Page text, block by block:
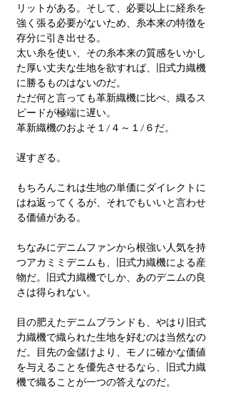
リットがある。そして、必要以上に経糸を
強く張る必要がないため、糸本来の特徴を
存分に引き出せる。
太い糸を使い、その糸本来の質感をいかし
た厚い丈夫な生地を欲すれば、旧式力織機
に勝るものはないのだ。
ただ何と言っても革新織機に比べ、織るス
ピードが極端に遅い。
革新織機のおよそ１/４～１/６だ。
遅すぎる。
もちろんこれは生地の単価にダイレクトに
はね返ってくるが、それでもいいと言わせ
る価値がある。
ちなみにデニムファンから根強い人気を持
つアカミミデニムも、旧式力織機による産
物だ。旧式力織機でしか、あのデニムの良
さは得られない。
​目の肥えたデニムブランドも、やはり旧式
力織機で織られた生地を好むのは当然なの
だ。目先の金儲けより、モノに確かな価値
を与えることを優先させるなら、旧式力織
機で織ることが一つの答えなのだ。